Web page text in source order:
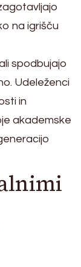
na igrišču
spodbujajo
Udeleženci
in
akademske